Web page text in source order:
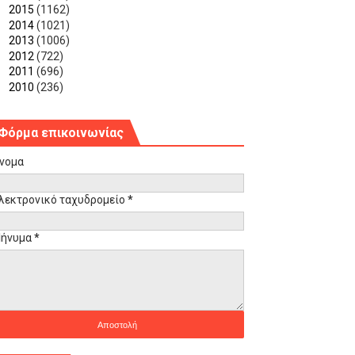
2015 (1162)
2014(1021)
2013 (1006)
2012 (722)
2011 (696)
2010 (236)
επικοινωνίας
ταχυδρομείο *
*